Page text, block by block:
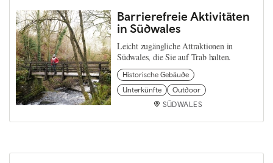
Barrierefreie Aktivitäten
in Südwales
Leicht zugängliche Attraktionen in
Südwales, die Sie auf Trab halten.
Historische Gebäude
Unterkünfte
Outdoor
SÜDWALES